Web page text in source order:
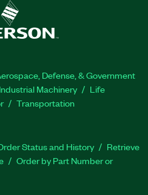
Defense, & Government
Industrial Machinery
Life
Transportation
Status and History
Retrieve
Order by Part Number or